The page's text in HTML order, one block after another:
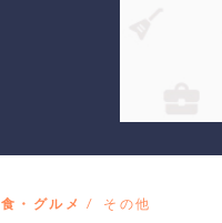
食・グルメ その他